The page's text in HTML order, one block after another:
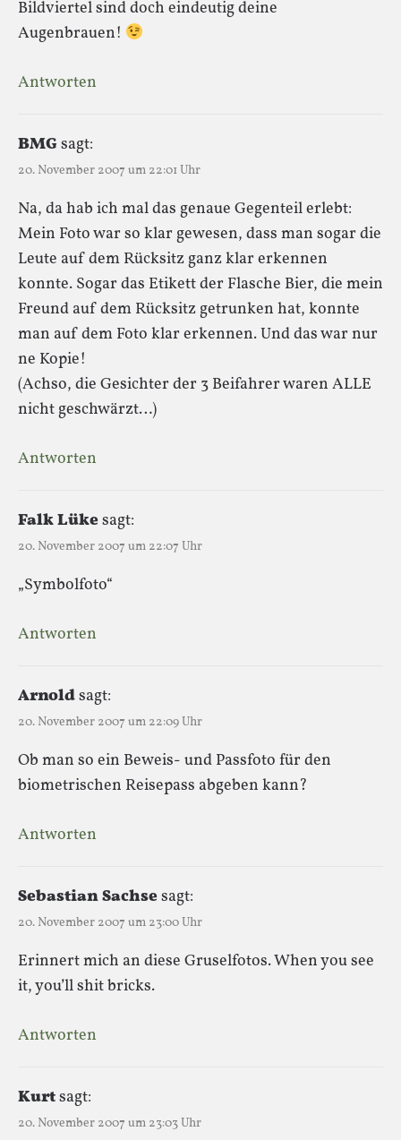
Bildviertel sind doch eindeutig deine
Augenbrauen!
Antworten
BMG sagt:
20. November 2007 um 22:01 Uhr
Na, da hab ich mal das genaue Gegenteil erlebt:
Mein Foto war so klar gewesen, dass man sogar die
Leute auf dem Rücksitz ganz klar erkennen
konnte. Sogar das Etikett der Flasche Bier, die mein
Freund auf dem Rücksitz getrunken hat, konnte
man auf dem Foto klar erkennen. Und das war nur
ne Kopie!
(Achso, die Gesichter der 3 Beifahrer waren ALLE
nicht geschwärzt…)
Antworten
Falk Lükesagt:
20. November 2007 um 22:07 Uhr
„Symbolfoto“
Antworten
Arnoldsagt:
20. November 2007 um 22:09 Uhr
Ob man so ein Beweis- und Passfoto für den
biometrischen Reisepass abgeben kann?
Antworten
Sebastian Sachsesagt:
20. November 2007 um 23:00 Uhr
Erinnert mich an diese Gruselfotos. When you see
it, you’ll shit bricks.
Antworten
Kurtsagt:
20. November 2007 um 23:03 Uhr